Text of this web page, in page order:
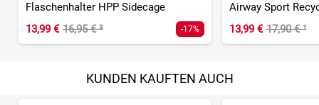
Flaschenhalter HPP Sidecage
13,99 € 16,95 €² -17% 13,99 € 17,90 €¹
KUNDEN KAUFTEN AUCH